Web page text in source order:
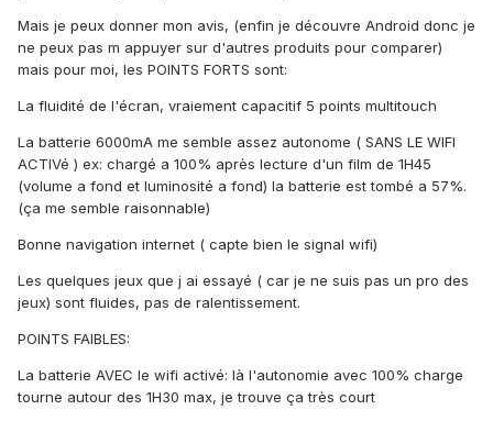
Mais je peux donner mon avis, (enfin je découvre Android donc je
ne peux pas m appuyer sur d'autres produits pour comparer)
mais pour moi, les POINTS FORTS sont:
La fluidité de l'écran, vraiement capacitif 5 points multitouch
La batterie 6000mA me semble assez autonome ( SANS LE WIFI
ACTIVé ) ex: chargé a 100% après lecture d'un film de 1H45
(volume a fond et luminosité a fond) la batterie est tombé a 57%.
(ça me semble raisonnable)
Bonne navigation internet ( capte bien le signal wifi)
Les quelques jeux que j ai essayé ( car je ne suis pas un pro des
jeux) sont fluides, pas de ralentissement.
POINTS FAIBLES:
La batterie AVEC le wifi activé: là l'autonomie avec 100% charge
tourne autour des 1H30 max, je trouve ça très court